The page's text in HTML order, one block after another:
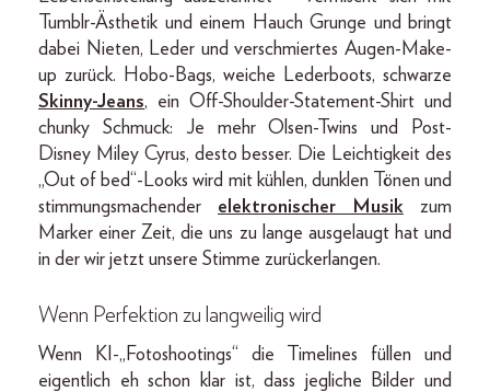
Tumblr-Ästhetik und einem Hauch Grunge und bringt
dabei Nieten, Leder und verschmiertes Augen-Make-
up zurück. Hobo-Bags, weiche Lederboots, schwarze
Skinny-Jeans, ein Off-Shoulder-Statement-Shirt und
chunky Schmuck: Je mehr Olsen-Twins und Post-
Disney Miley Cyrus, desto besser. Die Leichtigkeit des
„Out of bed“-Looks wird mit kühlen, dunklen Tönen und
stimmungsmachender elektronischer Musik zum
Marker einer Zeit, die uns zu lange ausgelaugt hat und
in der wir jetzt unsere Stimme zurückerlangen.
Wenn Perfektion zu langweilig wird
Wenn KI-„Fotoshootings“ die Timelines füllen und
eigentlich eh schon klar ist, dass jegliche Bilder und